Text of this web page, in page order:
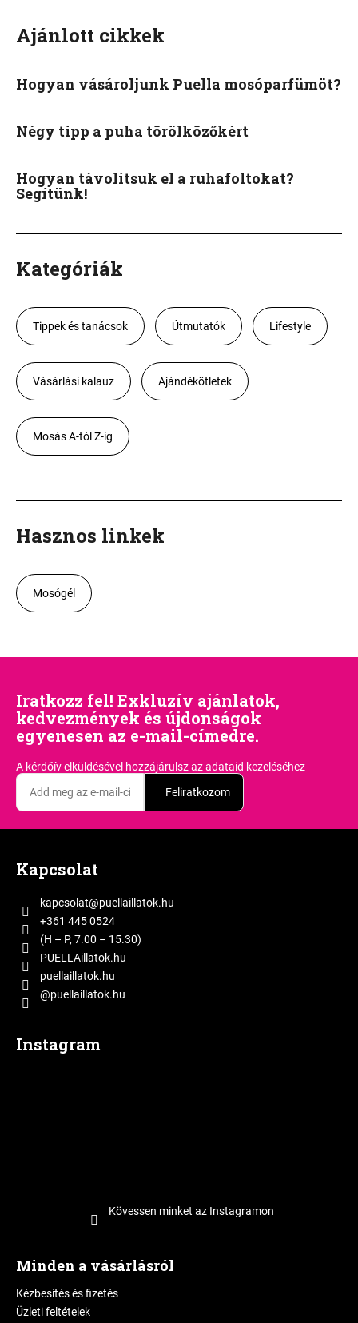
Ajánlott cikkek
Hogyan vásároljunk Puella mosóparfümöt?
Négy tipp a puha törölközőkért
Hogyan távolítsuk el a ruhafoltokat?
Segítünk!
Kategóriák
Tippek és tanácsok Útmutatók Lifestyle
Vásárlási kalauz Ajándékötletek
Mosás A-tól Z-ig
Hasznos linkek
Mosógél
Iratkozz fel! Exkluzív ajánlatok,
kedvezmények és újdonságok
egyenesen az e-mail-címedre.
A kérdőív elküldésével hozzájárulszaz adataid kezeléséhez
Feliratkozom
Kapcsolat
kapcsolat@puellaillatok.hu
+361 445 0524
(H – P, 7.00 – 15.30)
PUELLAillatok.hu
puellaillatok.hu
@puellaillatok.hu
Instagram
Kövessen minket az Instagramon
Minden a vásárlásról
Kézbesítés és fizetés
Üzleti feltételek